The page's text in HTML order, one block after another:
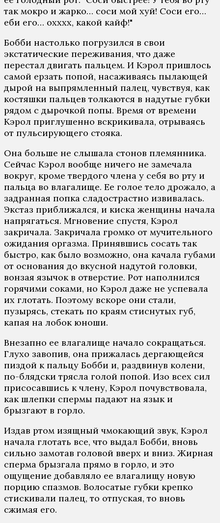
так мокро и жарко… соси мой хуй! Соси его…
еби его… охххх, какой кайф!"
Бобби настолько погрузился в свои
экстатические переживания, что даже
перестал двигать пальцем. И Кэрол пришлось
самой ерзать попой, насаживаясь пылающей
дырой на выпрямленный палец, чувствуя, как
костяшки пальцев толкаются в надутые губки
рядом с дырочкой попы. Время от времени
Кэрол приглушенно вскрикивала, отрываясь
от пульсирующего стояка.
Она больше не слышала стонов племянника.
Сейчас Кэрол вообще ничего не замечала
вокруг, кроме твердого члена у себя во рту и
пальца во влагалище. Ее голое тело дрожало, а
задранная попка сладострастно извивалась.
Экстаз приближался, и киска женщины начала
напрягаться. Мгновение спустя, Кэрол
закричала. Закричала громко от мучительного
ожидания оргазма. Принявшись сосать так
быстро, как было возможно, она качала губами
от основания до вкусной надутой головки,
вонзая язычок в отверстие. Рот наполнился
горячими соками, но Кэрол даже не успевала
их глотать. Поэтому вскоре они стали,
пузырясь, стекать по краям стиснутых губ,
капая на лобок юноши.
Внезапно ее влагалище начало сокращаться.
Глухо завопив, она прижалась дергающейся
пиздой к пальцу Бобби и, раздвинув колени,
по-блядски трясла голой попой. Изо всех сил
присосавшись к члену, Кэрол почувствовала,
как шлепки спермы падают на язык и
брызгают в горло.
Издав ртом изящный чмокающий звук, Кэрол
начала глотать все, что выдал Бобби, вновь
сильно замотав головой вверх и вниз. Жирная
сперма брызгала прямо в горло, и это
ощущение добавляло ее влагалищу новую
порцию спазмов. Волосатые губки крепко
стискивали палец, то отпуская, то вновь
сжимая его.